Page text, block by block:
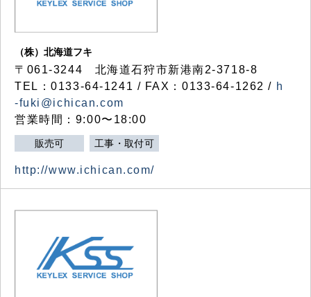
（株）北海道フキ
〒061-3244 北海道石狩市新港南2-3718-8
TEL：0133-64-1241 / FAX：0133-64-1262 / h
-fuki@ichican.com
営業時間：9:00〜18:00
販売可 工事・取付可
http://www.ichican.com/